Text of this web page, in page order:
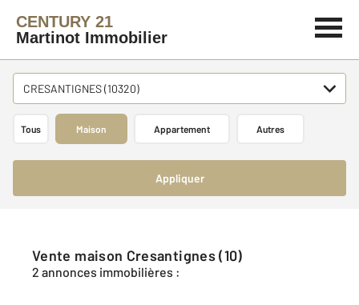
CENTURY 21
Martinot Immobilier
CRESANTIGNES (10320)
Tous Maison Appartement Autres
Appliquer
Vente maison Cresantignes (10)
2 annonces immobilières :